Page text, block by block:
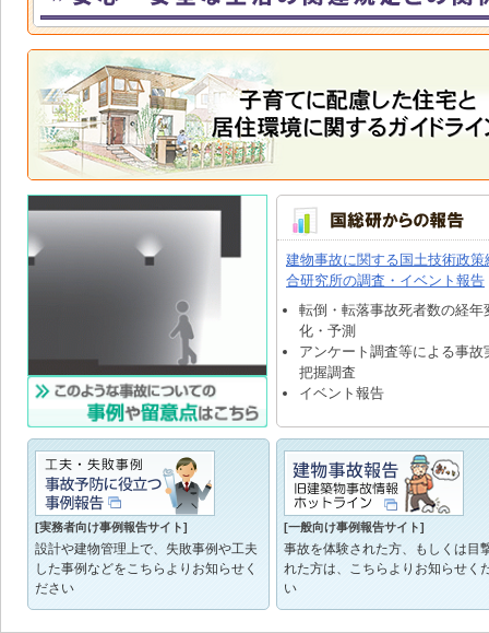
建物事故に関する国土技術政策
合研究所の調査・イベント報告
転倒・転落事故死者数の経年
化・予測
アンケート調査等による事故
把握調査
イベント報告
[実務者向け事例報告サイト]
設計や建物管理上で、失敗事例や工夫
した事例などをこちらよりお知らせく
ださい
[一般向け事例報告サイト]
事故を体験された方、もしくは目
れた方は、こちらよりお知らせく
い